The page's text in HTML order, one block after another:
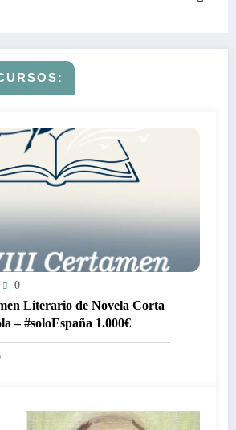
0
Literario de Novela Corta
– #soloEspaña 1.000€